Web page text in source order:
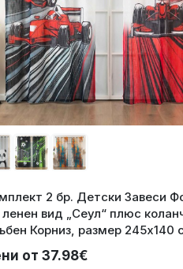
2 бр. Детски Завеси
ленен вид „Сеул“ плюс
Корниз, размер 245х140
2024120-2-004
от 37.98€
вид „Сеул“ плюс
плюс коланчета, за
Дигитален Печат, 245х140 см. код-2024120-2-001